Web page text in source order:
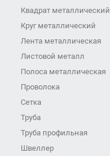
Квадрат металлический
Круг металлический
Лента металлическая
Листовой металл
Полоса металлическая
Проволока
Сетка
Труба
Труба профильная
Швеллер